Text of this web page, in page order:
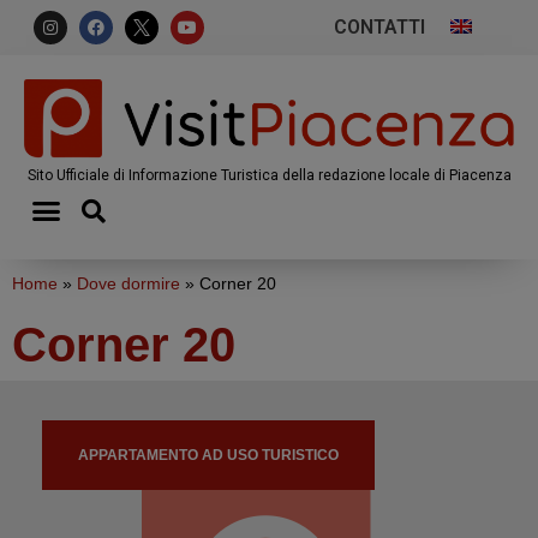
CONTATTI
Sito Ufficiale di Informazione Turistica della redazione locale di Piacenza
Home » Dove dormire » Corner 20
Corner 20
APPARTAMENTO AD USO TURISTICO